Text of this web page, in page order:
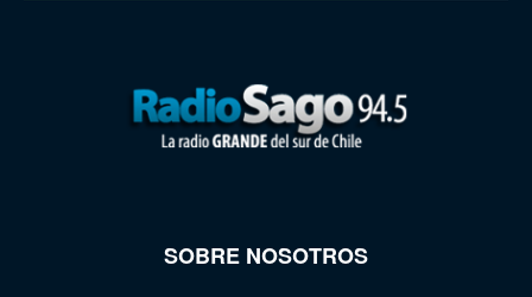
SOBRE NOSOTROS